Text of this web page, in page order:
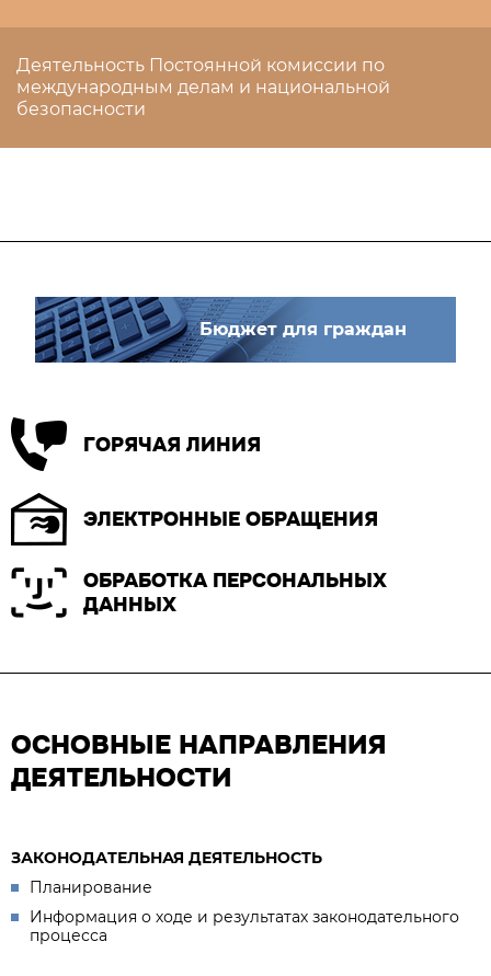
Деятельность Постоянной комиссии по
международным делам и национальной
безопасности
Бюджет для граждан
ГОРЯЧАЯ ЛИНИЯ
ЭЛЕКТРОННЫЕ ОБРАЩЕНИЯ
ОБРАБОТКА ПЕРСОНАЛЬНЫХ
ДАННЫХ
ОСНОВНЫЕ НАПРАВЛЕНИЯ
ДЕЯТЕЛЬНОСТИ
ЗАКОНОДАТЕЛЬНАЯ ДЕЯТЕЛЬНОСТЬ
Планирование
Информация о ходе и результатах законодательного
процесса